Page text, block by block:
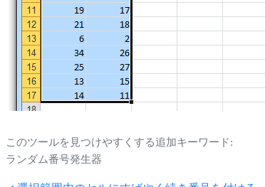
このツールを見つけやすくする追加キーワード:
ランダム番号発生器